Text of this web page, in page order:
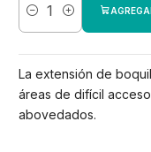
Cantidad
La extensión de
áreas de difícil
abovedados.